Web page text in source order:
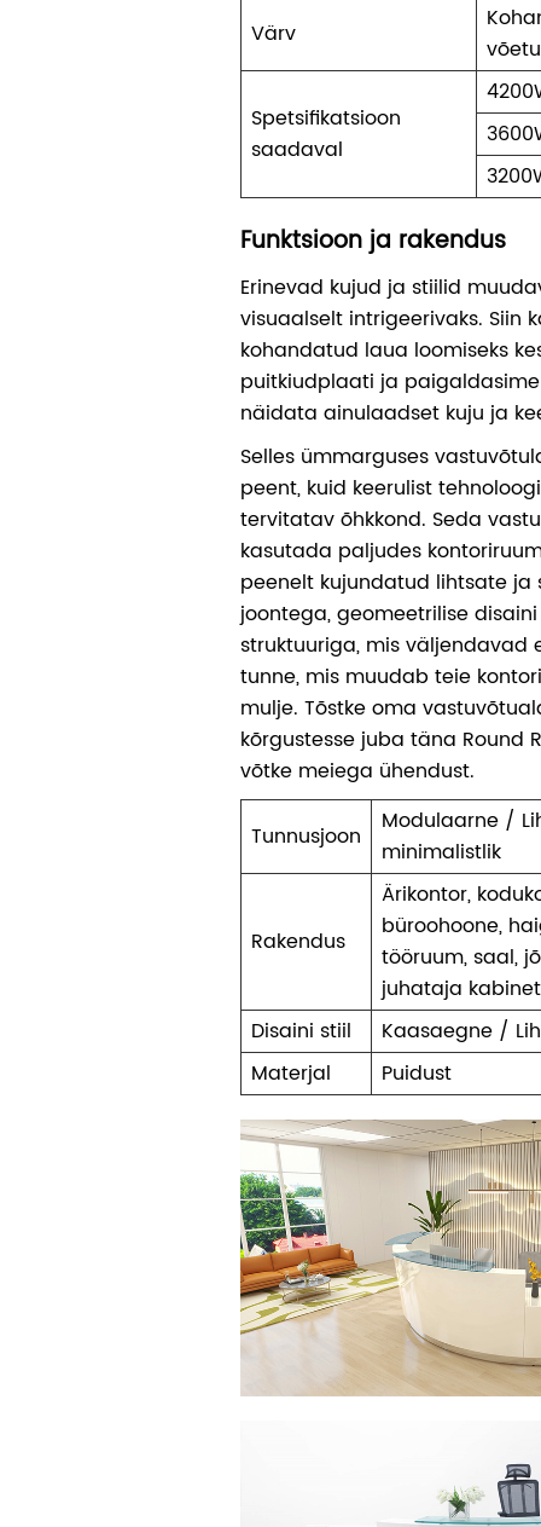
Värv
Spetsifikatsioon
saadaval
Funktsioon ja rakendus
Erinevad kujud ja stiilid
visuaalselt intrigeerivaks. Siin
kohandatud laua loomiseks
puitkiudplaati ja
näidata ainulaadset kuju ja
Selles ümmarguses
peent, kuid keerulist
tervitatav õhkkond. Seda
kasutada paljudes
peenelt kujundatud lihtsate
joontega, geomeetrilise
struktuuriga, mis väljendavad
tunne, mis muudab teie
mulje. Tõstke oma
kõrgustesse juba täna Round
võtke meiega ühendust.
Tunnusjoon
Modulaarne /
minimalistlik
Rakendus
Ärikontor,
büroohoone,
tööruum, saal,
juhataja
Disaini stiil
Kaasaegne /
Materjal
Puidust